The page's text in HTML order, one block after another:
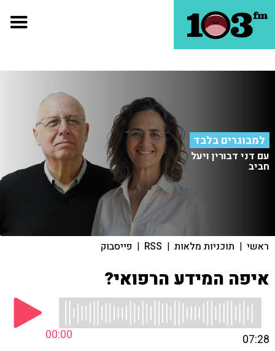
למבוגרים בלבד
עם דני דבורין ויעל
חביב
ראשי | תוכניות מלאות |
RSS
| פייסבוק
איפה המידע הרפואי?
00:00 07:28